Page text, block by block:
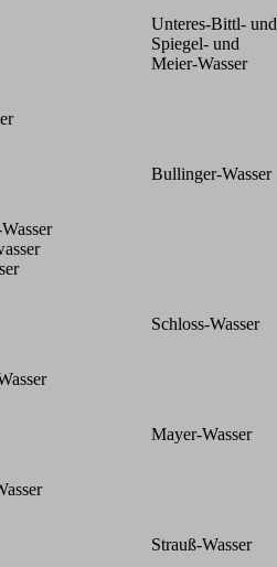
Unteres-Bittl- und
Spiegel- und
Meier-Wasser
Bullinger-Wasser
Schloss-Wasser
Mayer-Wasser
Strauß-Wasser